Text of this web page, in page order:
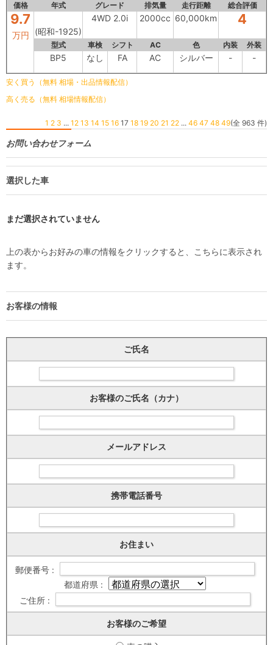
価格 年式 グレード 排気量 走行距離 総合評価
9.7
万円 (昭和-1925)
4WD 2.0i 2000cc 60,000km 4
型式 車検 シフト AC 色 内装 外装
BP5 なし FA AC シルバー - -
安く買う（無料 相場・出品情報配信）
高く売る（無料 相場情報配信）
1 2 3 ... 12 13 14 15 16 17 18 19 20 21 22 ... 46 47 48 49(全 963 件)
お問い合わせフォーム
選択した車
まだ選択されていません
上の表からお好みの車の情報をクリックすると、こちらに表示され
ます。
お客様の情報
ご氏名
お客様のご氏名（カナ）
メールアドレス
携帯電話番号
お住まい
郵便番号 :
都道府県 :
ご住所 :
お客様のご希望